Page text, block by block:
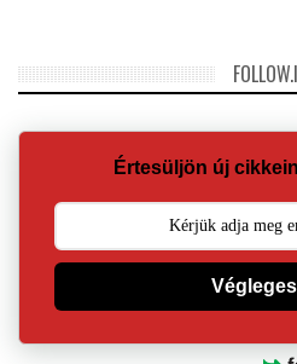
Értesüljön új